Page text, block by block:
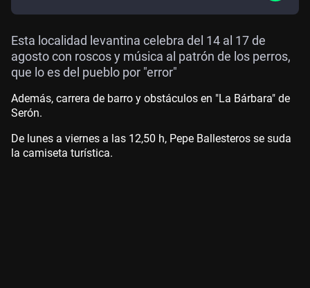
Esta localidad levantina celebra del 14 al 17 de
agosto con roscos y música al patrón de los perros,
que lo es del pueblo por "error"
Además, carrera de barro y obstáculos en "La Bárbara" de
Serón.
De lunes a viernes a las 12,50 h, Pepe Ballesteros se suda
la camiseta turística.